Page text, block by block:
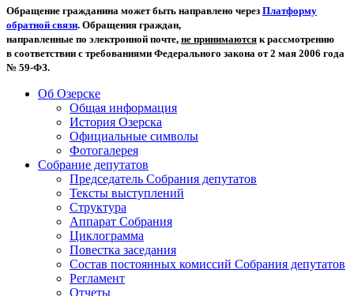
Обращение гражданина может быть направлено через Платформу
обратной связи. Обращения граждан,
направленные по электронной почте, не принимаются к рассмотрению
в соответствии с требованиями Федерального закона от 2 мая 2006 года
№ 59-ФЗ.
Об Озерске
Общая информация
История Озерска
Официальные символы
Фотогалерея
Собрание депутатов
Председатель Собрания депутатов
Тексты выступлений
Структура
Аппарат Собрания
Циклограмма
Повестка заседания
Состав постоянных комиссий Собрания депутатов
Регламент
Отчеты